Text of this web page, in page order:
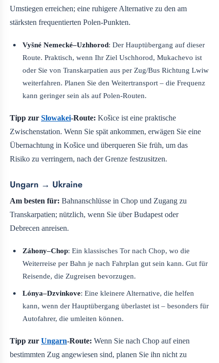
Umstiegen erreichen; eine ruhigere Alternative zu den am
stärksten frequentierten Polen-Punkten.
Vyšné Nemecké–Uzhhorod: Der Hauptübergang auf dieser
Route. Praktisch, wenn Ihr Ziel Uschhorod, Mukachevo ist
oder Sie von Transkarpatien aus per Zug/Bus Richtung Lwiw
weiterfahren. Planen Sie den Weitertransport – die Frequenz
kann geringer sein als auf Polen-Routen.
Tipp zur Slowakei-Route: Košice ist eine praktische
Zwischenstation. Wenn Sie spät ankommen, erwägen Sie eine
Übernachtung in Košice und überqueren Sie früh, um das
Risiko zu verringern, nach der Grenze festzusitzen.
Ungarn → Ukraine
Am besten für: Bahnanschlüsse in Chop und Zugang zu
Transkarpatien; nützlich, wenn Sie über Budapest oder
Debrecen anreisen.
Záhony–Chop: Ein klassisches Tor nach Chop, wo die
Weiterreise per Bahn je nach Fahrplan gut sein kann. Gut für
Reisende, die Zugreisen bevorzugen.
Lónya–Dzvinkove: Eine kleinere Alternative, die helfen
kann, wenn der Hauptübergang überlastet ist – besonders für
Autofahrer, die umleiten können.
Tipp zur Ungarn-Route: Wenn Sie nach Chop auf einen
bestimmten Zug angewiesen sind, planen Sie ihn nicht zu